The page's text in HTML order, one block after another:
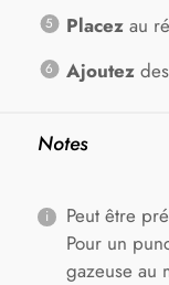
Placezau
Ajoutezdes
Notes
Peut être
Pour un
gazeuse au